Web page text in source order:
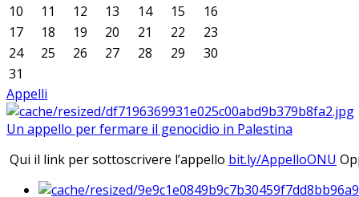
10
11 12 13 14 15
16
17
18 19 20 21 22
23
24
25 26 27 28 29
30
31
Appelli
Un appello per fermare il genocidio in Palestina
Qui il link per sottoscrivere l’appello bit.ly/AppelloONU